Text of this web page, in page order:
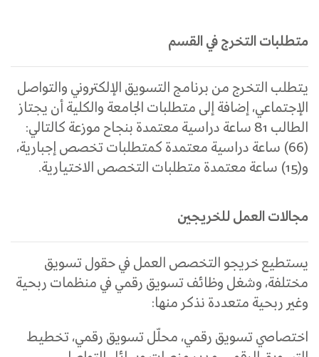
متطلبات التخرج في القسم
يتطلب التخرج من برنامج التسويق الإلكتروني والتواصل
الإجتماعي، إضافة إلى متطلبات الجامعة والكلية أن يجتاز
الطالب 81 ساعة دراسية معتمدة بنجاح موزعة كالتالي:
(66) ساعة دراسية معتمدة كمتطلبات تخصص إجبارية،
و(15) ساعة معتمدة متطلبات التخصص الاختيارية
.
مجالات العمل للخريجين
يستطيع خريجو التخصص العمل في حقول تسويق
مختلفة، وشغل وظائف تسويق رقمي في منظمات ربحية
وغير ربحية متعددة نذكر منها:
اختصاصي تسويق رقمي، محلّل تسويق رقمي، تخطيط